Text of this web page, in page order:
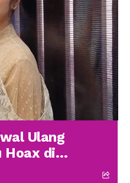
Ulang
Hoax di